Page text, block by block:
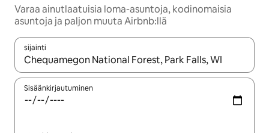
Varaa ainutlaatuisia loma-asuntoja, kodinomaisia
asuntoja ja paljon muuta Airbnb:llä
sijainti
Kun tulokset ovat saatavilla, navigoi ylös- ja alas-
Sisäänkirjautuminen